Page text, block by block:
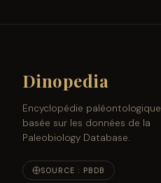
Dinopedia
Encyclopédie paléontologique
basée sur les données de la
Paleobiology Database.
SOURCE : PBDB